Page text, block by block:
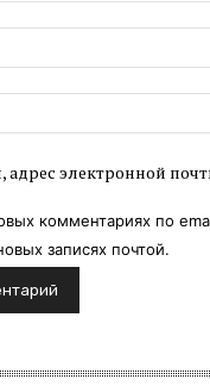
адрес электронной
комментариях по
записях почтой.